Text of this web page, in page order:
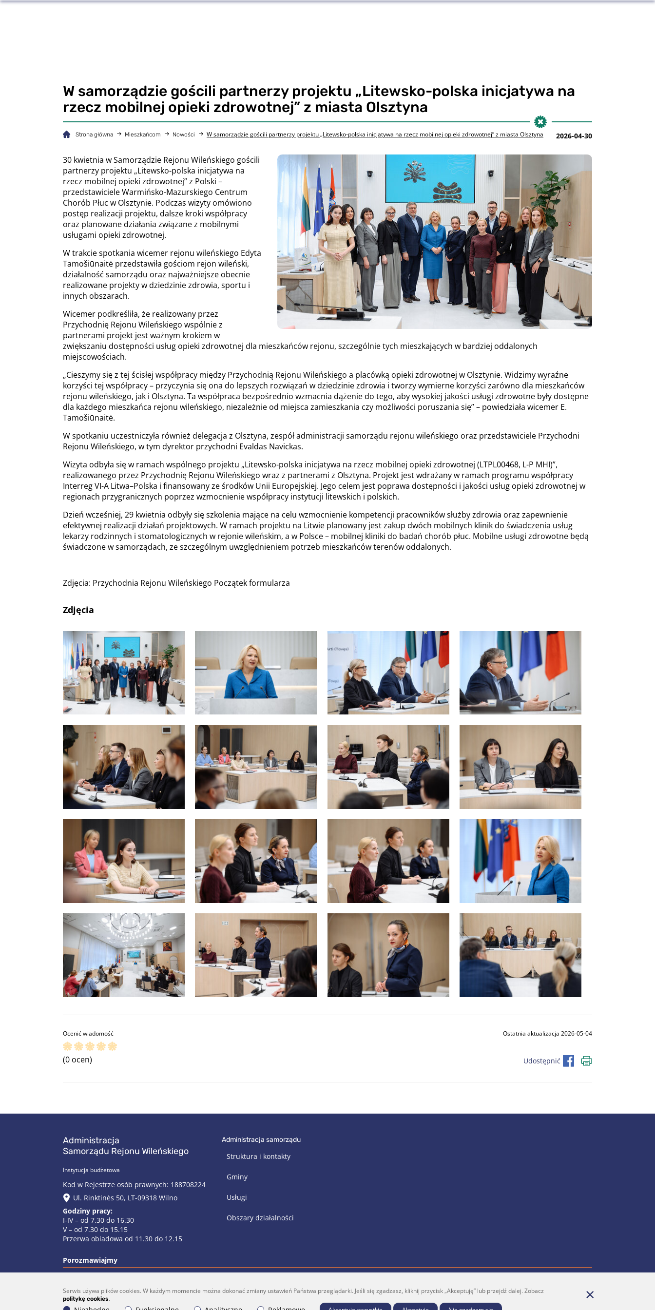
W samorządzie gościli partnerzy projektu „Litewsko-polska inicjatywa na
rzecz mobilnej opieki zdrowotnej” z miasta Olsztyna
Strona główna Mieszkańcom Nowości W samorządzie gościli partnerzy projektu „Litewsko-polska inicjatywa na rzecz mobilnej opieki zdrowotnej” z miasta Olsztyna 2026-04-30
30 kwietnia w Samorządzie Rejonu Wileńskiego gościli
partnerzy projektu „Litewsko-polska inicjatywa na
rzecz mobilnej opieki zdrowotnej” z Polski –
przedstawiciele Warmińsko-Mazurskiego Centrum
Chorób Płuc w Olsztynie. Podczas wizyty omówiono
postęp realizacji projektu, dalsze kroki współpracy
oraz planowane działania związane z mobilnymi
usługami opieki zdrowotnej.
W trakcie spotkania wicemer rejonu wileńskiego Edyta
Tamošiūnaitė przedstawiła gościom rejon wileński,
działalność samorządu oraz najważniejsze obecnie
realizowane projekty w dziedzinie zdrowia, sportu i
innych obszarach.
Wicemer podkreśliła, że realizowany przez
Przychodnię Rejonu Wileńskiego wspólnie z
partnerami projekt jest ważnym krokiem w
zwiększaniu dostępności usług opieki zdrowotnej dla mieszkańców rejonu, szczególnie tych mieszkających w bardziej oddalonych
miejscowościach.
„Cieszymy się z tej ścisłej współpracy między Przychodnią Rejonu Wileńskiego a placówką opieki zdrowotnej w Olsztynie. Widzimy wyraźne
korzyści tej współpracy – przyczynia się ona do lepszych rozwiązań w dziedzinie zdrowia i tworzy wymierne korzyści zarówno dla mieszkańców
rejonu wileńskiego, jak i Olsztyna. Ta współpraca bezpośrednio wzmacnia dążenie do tego, aby wysokiej jakości usługi zdrowotne były dostępne
dla każdego mieszkańca rejonu wileńskiego, niezależnie od miejsca zamieszkania czy możliwości poruszania się” – powiedziała wicemer E.
Tamošiūnaitė.
W spotkaniu uczestniczyła również delegacja z Olsztyna, zespół administracji samorządu rejonu wileńskiego oraz przedstawiciele Przychodni
Rejonu Wileńskiego, w tym dyrektor przychodni Evaldas Navickas.
Wizyta odbyła się w ramach wspólnego projektu „Litewsko-polska inicjatywa na rzecz mobilnej opieki zdrowotnej (LTPL00468, L-P MHI)”,
realizowanego przez Przychodnię Rejonu Wileńskiego wraz z partnerami z Olsztyna. Projekt jest wdrażany w ramach programu współpracy
Interreg VI-A Litwa–Polska i finansowany ze środków Unii Europejskiej. Jego celem jest poprawa dostępności i jakości usług opieki zdrowotnej w
regionach przygranicznych poprzez wzmocnienie współpracy instytucji litewskich i polskich.
Dzień wcześniej, 29 kwietnia odbyły się szkolenia mające na celu wzmocnienie kompetencji pracowników służby zdrowia oraz zapewnienie
efektywnej realizacji działań projektowych. W ramach projektu na Litwie planowany jest zakup dwóch mobilnych klinik do świadczenia usług
lekarzy rodzinnych i stomatologicznych w rejonie wileńskim, a w Polsce – mobilnej kliniki do badań chorób płuc. Mobilne usługi zdrowotne będą
świadczone w samorządach, ze szczególnym uwzględnieniem potrzeb mieszkańców terenów oddalonych.
Zdjęcia: Przychodnia Rejonu Wileńskiego Początek formularza
Zdjęcia
Ocenić wiadomość
(0 ocen)
Ostatnia aktualizacja 2026-05-04
Udostępnić
Administracja
Samorządu Rejonu Wileńskiego
Instytucja budżetowa
Kod w Rejestrze osób prawnych: 188708224
Ul. Rinktinės 50, LT-09318 Wilno
Godziny pracy:
I-IV – od 7.30 do 16.30
V – od 7.30 do 15.15
Przerwa obiadowa od 11.30 do 12.15
administracja samorządu
Struktura i kontakty
Gminy
Usługi
Obszary działalności
Porozmawiajmy
(0 5)  275 1990 vrsa@vrsa.lt Facebook Youtube Prenumerata
Serwis używa plików cookies. W każdym momencie można dokonać zmiany ustawień Państwa przeglądarki. Jeśli się zgadzasz, kliknij przycisk „Akceptuję” lub przejdź dalej. Zobacz
politykę cookies.